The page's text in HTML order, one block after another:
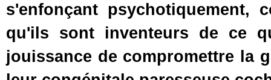
s'enfonçant
qu'ils sont inventeurs de ce
jouissance de compromettre la